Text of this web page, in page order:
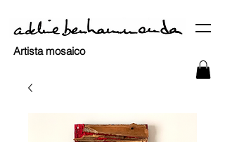
Artista mosaico